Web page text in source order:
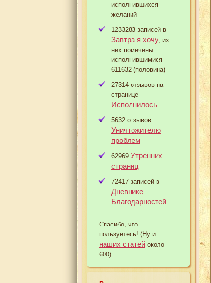
исполнившихся
желаний
1233283 записей в
Завтра я хочу , из
них помечены
исполнившимися
611632 (половина)
27314 отзывов на
странице
Исполнилось!
5632 отзывов
Уничтожителю
проблем
62969 Утренних
страниц
72417 записей в
Дневнике
Благодарностей
Спасибо, что
пользуетесь! (Ну и
наших статей около
600)